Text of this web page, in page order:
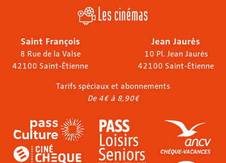
Les cinémas
Saint François
8 Rue de la Valse
42100 Saint-Étienne
Jean Jaurès
10 Pl. Jean Jaurès
42100 Saint-Étienne
Tarifs spéciaux et abonnements
De 4€ à 8,90€